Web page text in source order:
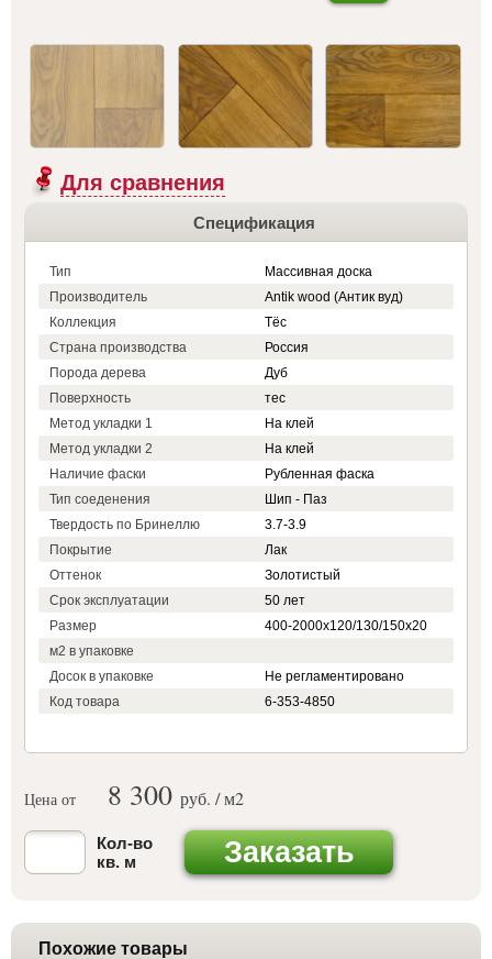
Для сравнения
Спецификация
Тип
Массивная доска
Производитель
Antik wood (Антик вуд)
Коллекция
Тёс
Страна производства
Россия
Порода дерева
Дуб
Поверхность
тес
Метод укладки 1
На клей
Метод укладки 2
На клей
Наличие фаски
Рубленная фаска
Тип соеденения
Шип - Паз
Твердость по Бринеллю
3.7-3.9
Покрытие
Лак
Оттенок
Золотистый
Срок эксплуатации
50 лет
Размер
400-2000х120/130/150х20
м2 в упаковке
Досок в упаковке
Не регламентировано
Код товара
6-353-4850
Цена от 8 300 руб. / м2
Кол-во
кв. м
Заказать
Похожие товары